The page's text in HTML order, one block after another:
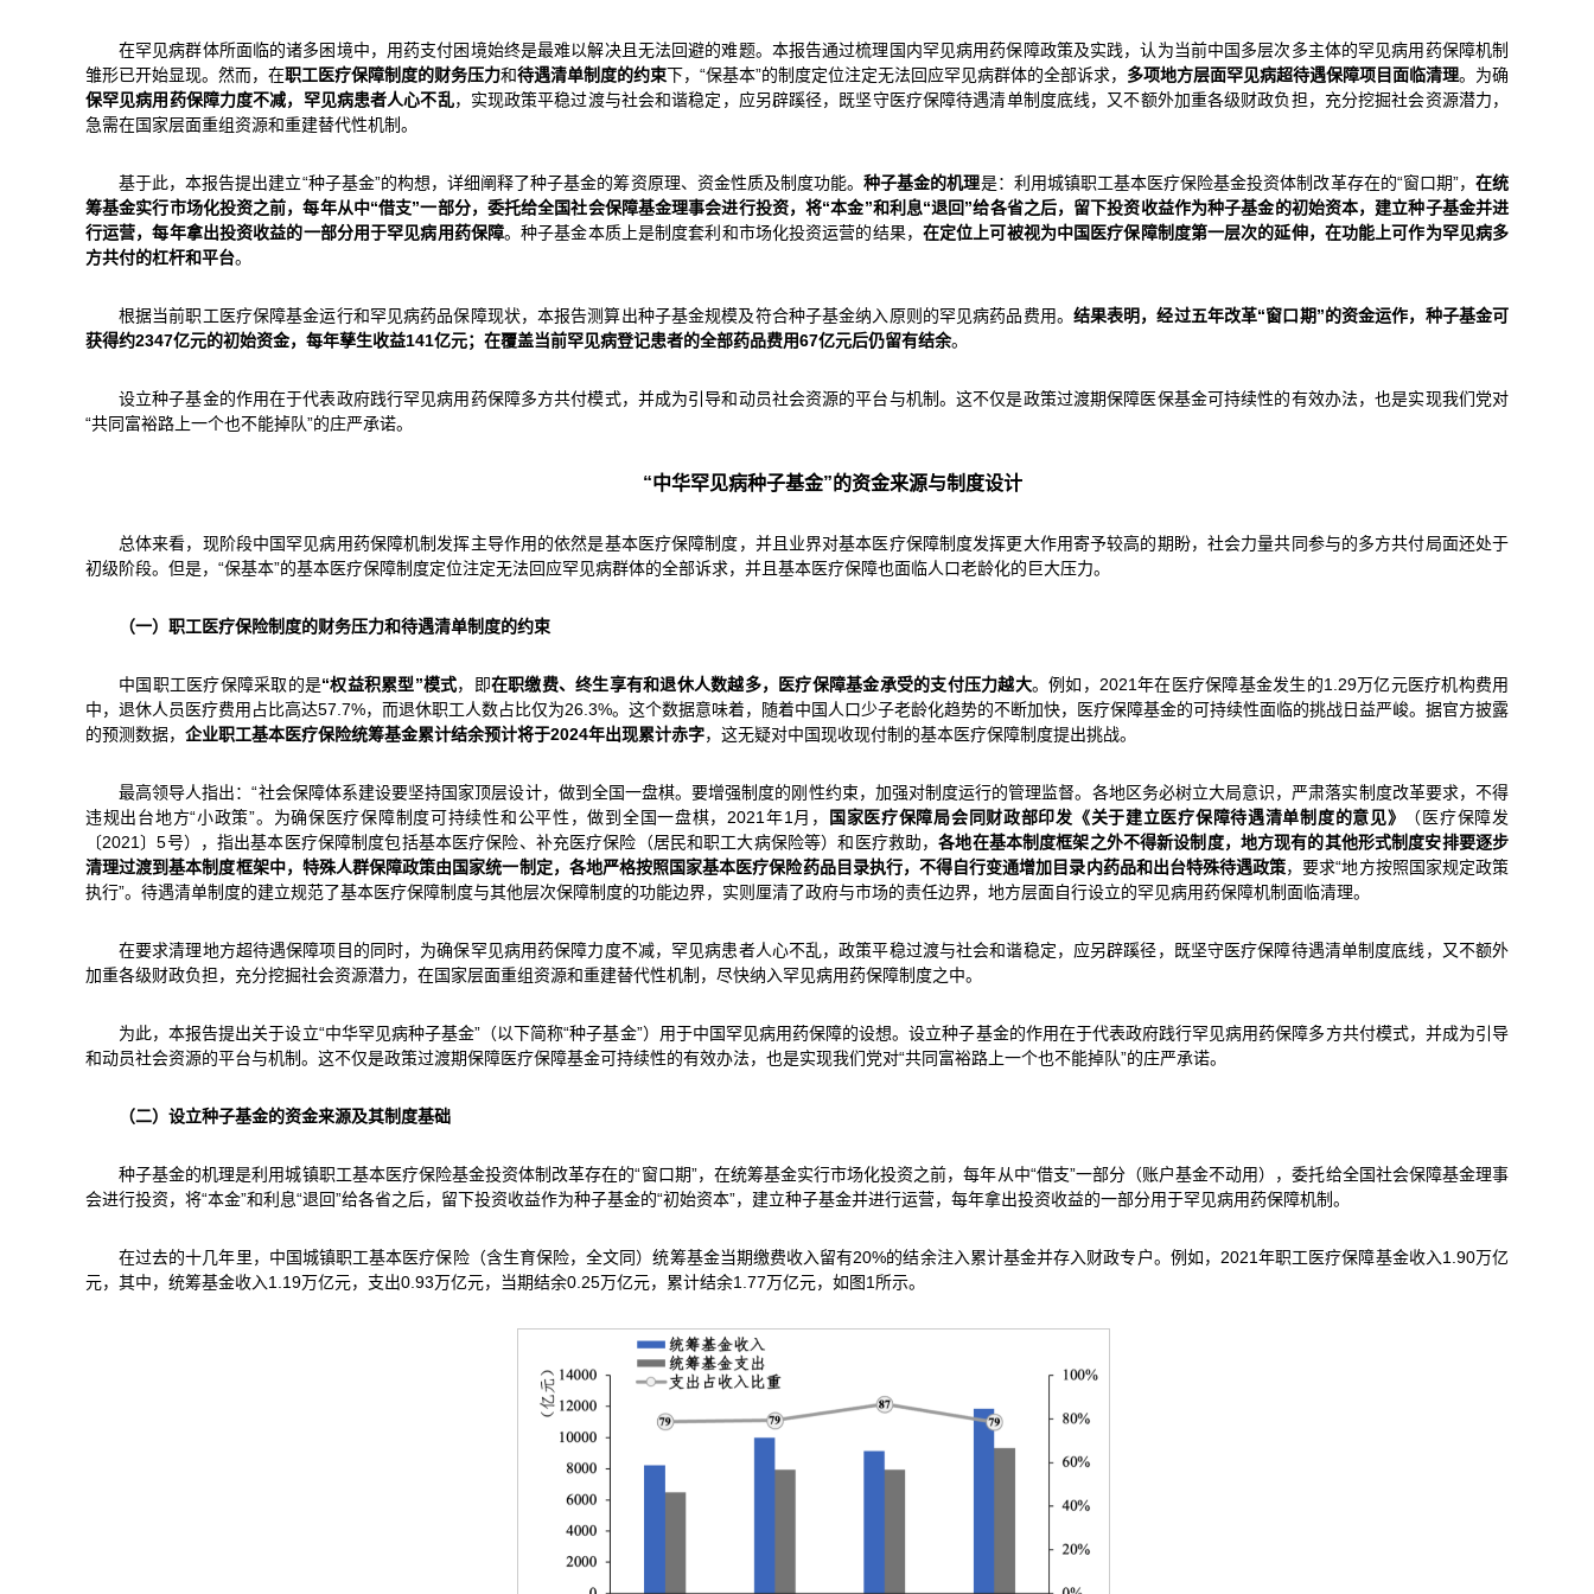
在罕见病群体所面临的诸多困境中，用药支付困境始终是最难以解决且无法回避的难题。本报告通过梳理国内罕见病用药保障政策及实践，认为当前中国多层次多主体的罕见病用药保障机制
雏形已开始显现。然而，在职工医疗保障制度的财务压力和待遇清单制度的约束下，“保基本”的制度定位注定无法回应罕见病群体的全部诉求， 多项地方层面罕见病超待遇保障项目面临清理。为确
保罕见病用药保障力度不减，罕见病患者人心不乱，实现政策平稳过渡与社会和谐稳定，应另辟蹊径，既坚守医疗保障待遇清单制度底线，又不额外加重各级财政负担，充分挖掘社会资源潜力，
急需在国家层面重组资源和重建替代性机制。
基于此，本报告提出建立“种子基金”的构想，详细阐释了种子基金的筹资原理、资金性质及制度功能。种子基金的机理是：利用城镇职工基本医疗保险基金投资体制改革存在的“窗口期”， 在统
筹基金实行市场化投资之前，每年从中“借支”一部分，委托给全国社会保障基金理事会进行投资，将“本金”和利息“退回”给各省之后，留下投资收益作为种子基金的初始资本，建立种子基金并进
行运营，每年拿出投资收益的一部分用于罕见病用药保障。种子基金本质上是制度套利和市场化投资运营的结果， 在定位上可被视为中国医疗保障制度第一层次的延伸，在功能上可作为罕见病多
方共付的杠杆和平台。
根据当前职工医疗保障基金运行和罕见病药品保障现状，本报告测算出种子基金规模及符合种子基金纳入原则的罕见病药品费用。 结果表明，经过五年改革“窗口期”的资金运作，种子基金可
获得约2347亿元的初始资金，每年孳生收益141亿元；在覆盖当前罕见病登记患者的全部药品费用67亿元后仍留有结余。
设立种子基金的作用在于代表政府践行罕见病用药保障多方共付模式，并成为引导和动员社会资源的平台与机制。这不仅是政策过渡期保障医保基金可持续性的有效办法，也是实现我们党对
“共同富裕路上一个也不能掉队”的庄严承诺。
“中华罕见病种子基金”的资金来源与制度设计
总体来看，现阶段中国罕见病用药保障机制发挥主导作用的依然是基本医疗保障制度，并且业界对基本医疗保障制度发挥更大作用寄予较高的期盼，社会力量共同参与的多方共付局面还处于
初级阶段。但是，“保基本”的基本医疗保障制度定位注定无法回应罕见病群体的全部诉求，并且基本医疗保障也面临人口老龄化的巨大压力。
（一）职工医疗保险制度的财务压力和待遇清单制度的约束
中国职工医疗保障采取的是“权益积累型”模式，即在职缴费、终生享有和退休人数越多，医疗保障基金承受的支付压力越大。例如，2021年在医疗保障基金发生的1.29万亿元医疗机构费用
中，退休人员医疗费用占比高达57.7%，而退休职工人数占比仅为26.3%。这个数据意味着，随着中国人口少子老龄化趋势的不断加快，医疗保障基金的可持续性面临的挑战日益严峻。据官方披露
的预测数据， 企业职工基本医疗保险统筹基金累计结余预计将于2024年出现累计赤字，这无疑对中国现收现付制的基本医疗保障制度提出挑战。
最高领导人指出：“社会保障体系建设要坚持国家顶层设计，做到全国一盘棋。要增强制度的刚性约束，加强对制度运行的管理监督。各地区务必树立大局意识，严肃落实制度改革要求，不得
违规出台地方“小政策”。为确保医疗保障制度可持续性和公平性，做到全国一盘棋，2021年1月，
国家医疗保障局会同财政部印发《关于建立医疗保障待遇清单制度的意见》
（医疗保障发
〔2021〕5号），指出基本医疗保障制度包括基本医疗保险、补充医疗保险（居民和职工大病保险等）和医疗救助，各地在基本制度框架之外不得新设制度，地方现有的其他形式制度安排要逐步
清理过渡到基本制度框架中，特殊人群保障政策由国家统一制定，各地严格按照国家基本医疗保险药品目录执行，不得自行变通增加目录内药品和出台特殊待遇政策，要求“地方按照国家规定政策
执行”。待遇清单制度的建立规范了基本医疗保障制度与其他层次保障制度的功能边界，实则厘清了政府与市场的责任边界，地方层面自行设立的罕见病用药保障机制面临清理。
在要求清理地方超待遇保障项目的同时，为确保罕见病用药保障力度不减，罕见病患者人心不乱，政策平稳过渡与社会和谐稳定，应另辟蹊径，既坚守医疗保障待遇清单制度底线，又不额外
加重各级财政负担，充分挖掘社会资源潜力，在国家层面重组资源和重建替代性机制，尽快纳入罕见病用药保障制度之中。
为此，本报告提出关于设立“中华罕见病种子基金”（以下简称“种子基金”）用于中国罕见病用药保障的设想。设立种子基金的作用在于代表政府践行罕见病用药保障多方共付模式，并成为引导
和动员社会资源的平台与机制。这不仅是政策过渡期保障医疗保障基金可持续性的有效办法，也是实现我们党对“共同富裕路上一个也不能掉队”的庄严承诺。
（二）设立种子基金的资金来源及其制度基础
种子基金的机理是利用城镇职工基本医疗保险基金投资体制改革存在的“窗口期”，在统筹基金实行市场化投资之前，每年从中“借支”一部分（账户基金不动用），委托给全国社会保障基金理事
会进行投资，将“本金”和利息“退回”给各省之后，留下投资收益作为种子基金的“初始资本”，建立种子基金并进行运营，每年拿出投资收益的一部分用于罕见病用药保障机制。
在过去的十几年里，中国城镇职工基本医疗保险（含生育保险，全文同）统筹基金当期缴费收入留有20%的结余注入累计基金并存入财政专户。例如，2021年职工医疗保障基金收入1.90万亿
元，其中，统筹基金收入1.19万亿元，支出0.93万亿元，当期结余0.25万亿元，累计结余1.77万亿元，如图1所示。